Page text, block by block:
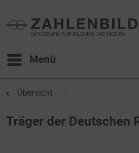
Menü
Übersicht
Träger der Deutschen